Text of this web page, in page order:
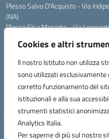
Cookies e altri
Il nostro Istituto non utilizza
sono utilizzati esclusivamente
corretto funzionamento del
istituzionali e alla sua
strumenti statistici
Analytics Italia.
Per saperne di più sul nostro
Plesso Salvo D'Acquisto - Via
(NA)
Plesso Elsa Morante - Via
Plesso Leone - Via Pascoli -
Tel.:0813177304 - Mail:
Codice Univoco ufficio: UIECQ7
codice Meccanografico:
Codice Fiscale: 93076670632
Hosting &